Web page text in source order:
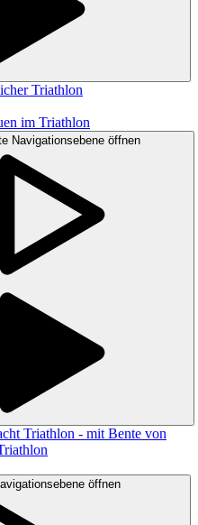
Triathlon
im Triathlon
Navigationsebene öffnen
Triathlon - mit Bente von
öffnen